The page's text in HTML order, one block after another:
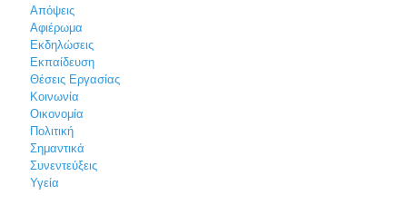
Απόψεις
Αφιέρωμα
Εκδηλώσεις
Εκπαίδευση
Θέσεις Εργασίας
Κοινωνία
Οικονομία
Πολιτική
Σημαντικά
Συνεντεύξεις
Υγεία